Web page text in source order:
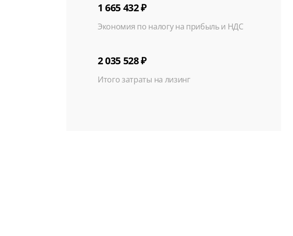
1 665 432 ₽
Экономия по налогу на прибыль и НДС
2 035 528 ₽
Итого затраты на лизинг